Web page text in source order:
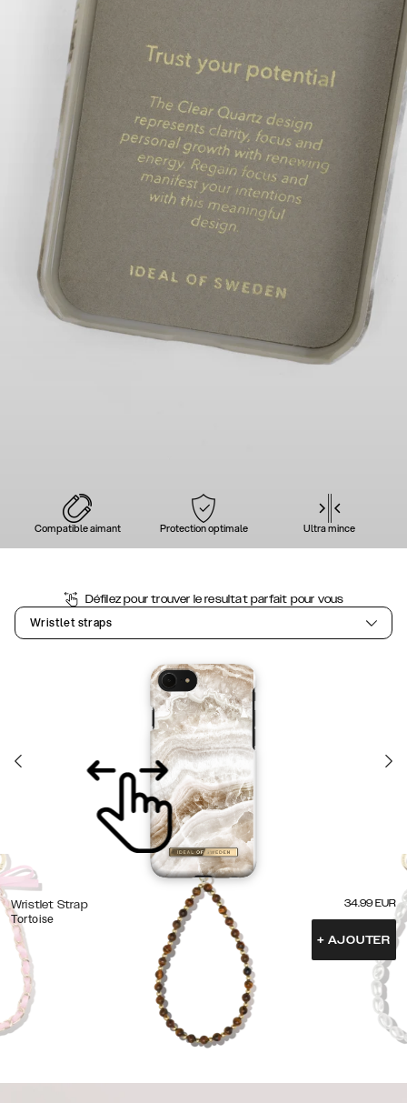
Compatible aimant Protection optimale Ultra mince
Défilez pour trouver le resultat parfait pour vous
Wristlet straps
Wristlet Strap
Tortoise
34.99 EUR
+ AJOUTER